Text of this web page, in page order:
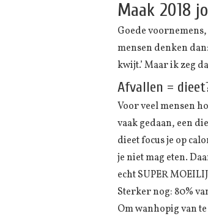
Maak 2018
Goede
mensen denken
kwijt.’ Maar ik zeg
Afvallen =
Voor veel mensen
vaak gedaan, een
dieet focus je op
je niet mag eten.
echt SUPER
Sterker nog: 80%
Om wanhopig van